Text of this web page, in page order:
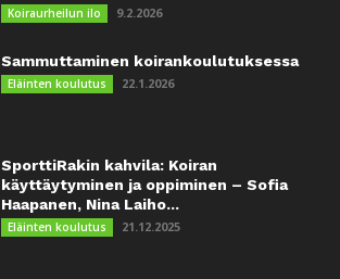
Koiraurheilun ilo 9.2.2026
Sammuttaminen koirankoulutuksessa
Eläinten koulutus 22.1.2026
SporttiRakin kahvila: Koiran
käyttäytyminen ja oppiminen – Sofia
Haapanen, Nina Laiho...
Eläinten koulutus 21.12.2025